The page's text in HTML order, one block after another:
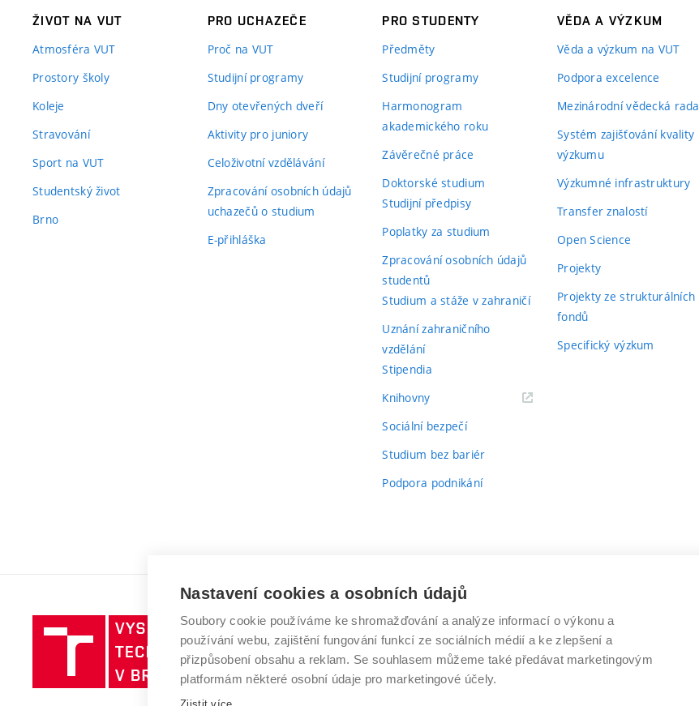
ŽIVOT NA VUT
Atmosféra VUT
Prostory školy
Koleje
Stravování
Sport na VUT
Studentský život
Brno
PRO UCHAZEČE
Proč na VUT
Studijní programy
Dny otevřených dveří
Aktivity pro juniory
Celoživotní vzdělávání
Zpracování osobních údajů
uchazečů o studium
E-přihláška
PRO STUDENTY
Předměty
Studijní programy
Harmonogram
akademického roku
Závěrečné práce
Doktorské studium
Studijní předpisy
Poplatky za studium
Zpracování osobních údajů
studentů
Studium a stáže v zahraničí
Uznání zahraničního
vzdělání
Stipendia
Knihovny(externí
Sociální bezpečí
Studium bez bariér
Podpora podnikání
VĚDA A VÝZKUM
Věda a výzkum na VUT
Podpora excelence
Mezinárodní vědecká rada
Systém zajišťování kvality
výzkumu
Výzkumné infrastruktury
Transfer znalostí
Open Science
Projekty
Projekty ze strukturálních
fondů
Specifický výzkum
Vysoké
učení
technické
v
VYSOKÉ UČENÍ TECHNICKÉ V BRNĚ
Antonínská 548/1
602 00 Brno
www.vut.cz
Nastavení cookies a osobních údajů
Soubory cookie používáme ke shromažďování a analýze informací o výkonu a
používání webu, zajištění fungování funkcí ze sociálních médií a ke zlepšení a
přizpůsobení obsahu a reklam. Se souhlasem můžeme také předávat marketingovým
platformám některé osobní údaje pro marketingové účely.